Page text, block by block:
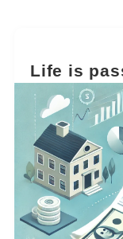
Life is